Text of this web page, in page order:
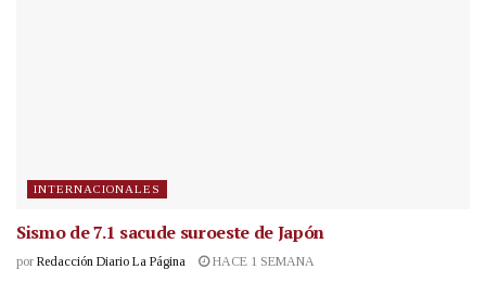
INTERNACIONALES
Sismo de 7.1 sacude suroeste de Japón
por Redacción Diario La Página HACE 1 SEMANA